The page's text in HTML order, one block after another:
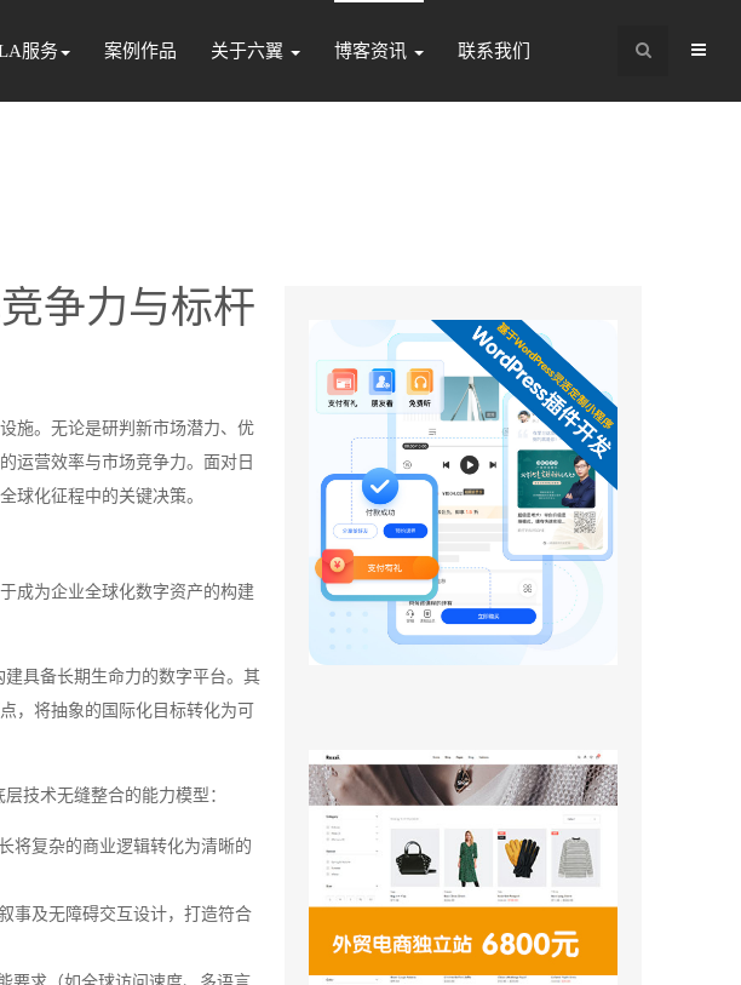
服务 案例作品 关于六翼 博客资讯 联系我们
争力与标杆
施。无论是研判新市场潜力、优
运营效率与市场竞争力。面对日
球化征程中的关键决策。
成为企业全球化数字资产的构建
具备长期生命力的数字平台。其
，将抽象的国际化目标转化为可
技术无缝整合的能力模型：
将复杂的商业逻辑转化为清晰的
事及无障碍交互设计，打造符合